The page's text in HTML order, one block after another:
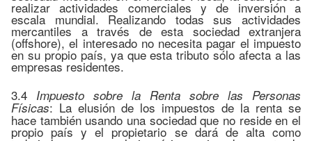
realizar actividades comerciales y de inversión a
escala mundial. Realizando todas sus actividades
mercantiles a través de esta sociedad extranjera
(offshore), el interesado no necesita pagar el impuesto
en su propio país, ya que esta tributo sólo afecta a las
empresas residentes.
3.4 Impuesto sobre la Renta sobre las Personas
Físicas: La elusión de los impuestos de la renta se
hace también usando una sociedad que no reside en el
propio país y el propietario se dará de alta como